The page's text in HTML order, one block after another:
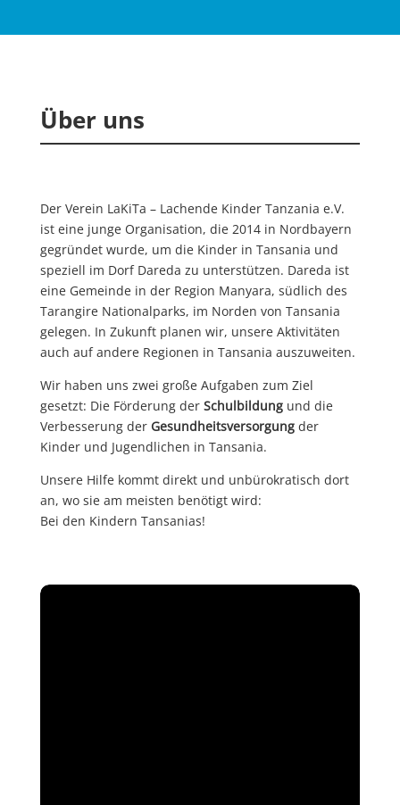
Über uns
Der Verein LaKiTa – Lachende Kinder Tanzania e.V.
ist eine junge Organisation, die 2014 in Nordbayern
gegründet wurde, um die Kinder in Tansania und
speziell im Dorf Dareda zu unterstützen. Dareda ist
eine Gemeinde in der Region Manyara, südlich des
Tarangire Nationalparks, im Norden von Tansania
gelegen. In Zukunft planen wir, unsere Aktivitäten
auch auf andere Regionen in Tansania auszuweiten.
Wir haben uns zwei große Aufgaben zum Ziel
gesetzt: Die Förderung der Schulbildungund die
Verbesserung der Gesundheitsversorgungder
Kinder und Jugendlichen in Tansania.
Unsere Hilfe kommt direkt und unbürokratisch dort
an, wo sie am meisten benötigt wird:
Bei den Kindern Tansanias!